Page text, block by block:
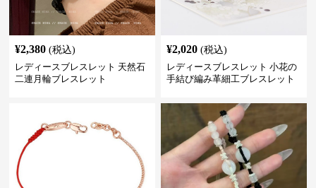
¥2,380 (税込)
レディースブレスレット 天然石
二連月輪ブレスレット
¥2,020 (税込)
レディースブレスレット 小花の
手結び編み革細工ブレスレット